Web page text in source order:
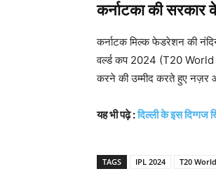
कर्नाटका की सरकार
कर्नाटक मिल्क फेडरेशन की
वर्ल्ड कप 2024 (T20 World
करने की उम्मीद करते हुए नज़र
यह भी पढ़े :दिल्ली के इस दिग्गज
TAGS IPL 2024 T20